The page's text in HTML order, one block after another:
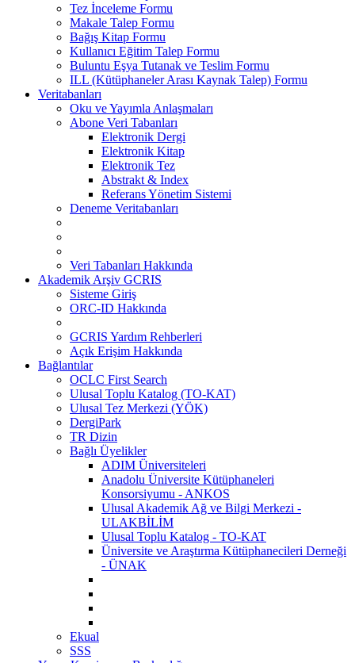
Tez İnceleme Formu
Makale Talep Formu
Bağış Kitap Formu
Kullanıcı Eğitim Talep Formu
Buluntu Eşya Tutanak ve Teslim Formu
ILL (Kütüphaneler Arası Kaynak Talep) Formu
Veritabanları
Oku ve Yayımla Anlaşmaları
Abone Veri Tabanları
Elektronik Dergi
Elektronik Kitap
Elektronik Tez
Abstrakt & Index
Referans Yönetim Sistemi
Deneme Veritabanları
Veri Tabanları Hakkında
Akademik Arşiv GCRIS
Sisteme Giriş
ORC-ID Hakkında
GCRIS Yardım Rehberleri
Açık Erişim Hakkında
Bağlantılar
OCLC First Search
Ulusal Toplu Katalog (TO-KAT)
Ulusal Tez Merkezi (YÖK)
DergiPark
TR Dizin
Bağlı Üyelikler
ADIM Üniversiteleri
Anadolu Üniversite Kütüphaneleri
Konsorsiyumu - ANKOS
Ulusal Akademik Ağ ve Bilgi Merkezi -
ULAKBİLİM
Ulusal Toplu Katalog - TO-KAT
Üniversite ve Araştırma Kütüphanecileri Derneği
- ÜNAK
Ekual
SSS